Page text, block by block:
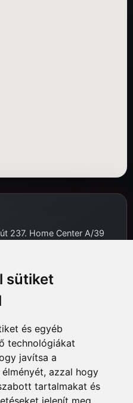
sütiket
és egyéb
technológiákat
javítsa a
azzal hogy
tartalmakat és
jelenít meg,
237. Home Center A/39